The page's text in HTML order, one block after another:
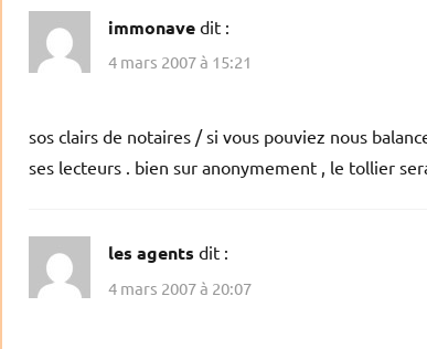
immonave dit :
4 mars 2007 à 15:21
sos clairs de notaires / si vous pouviez nous
ses lecteurs . bien sur anonymement , le tollier
les agents dit :
4 mars 2007 à 20:07